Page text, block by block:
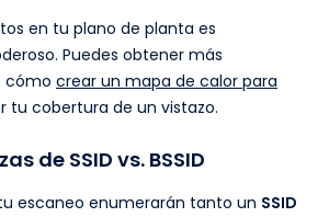
en tu plano de planta es
Puedes obtener más
cómo crear un mapa de calor para
tu cobertura de un vistazo.
de SSID vs. BSSID
escaneo enumerarán tanto un SSID